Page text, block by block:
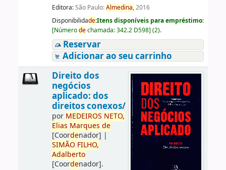
Editora:São Paulo:Almedina,2016
Disponibilidade:Itens disponíveis para empréstimo:
[Númerodechamada:342.2 D598] (2).
Reservar
Adicionar ao seu carrinho
Direito dos
negócios
aplicado: dos
direitos conexos/
por MEDEIROS NETO,
Elias Marques de
[Coordenador] |
SIMÃO FILHO,
Adalberto
[Coordenador].